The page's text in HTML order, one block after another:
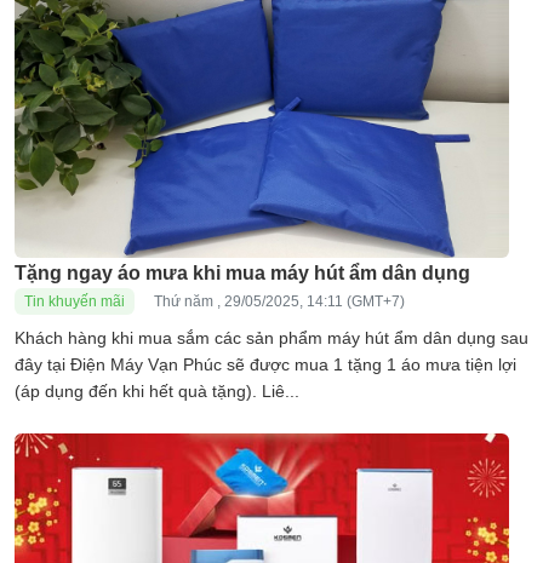
Tặng ngay áo mưa khi mua máy hút ẩm dân dụng
Tin khuyến mãi Thứ năm , 29/05/2025, 14:11 (GMT+7)
Khách hàng khi mua sắm các sản phẩm máy hút ẩm dân dụng sau
đây tại Điện Máy Vạn Phúc sẽ được mua 1 tặng 1 áo mưa tiện lợi
(áp dụng đến khi hết quà tặng). Liê...